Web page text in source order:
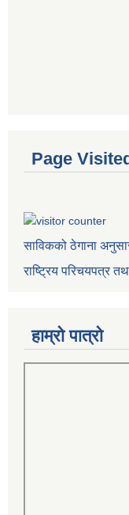
Page
साविकको ठेगाना
राष्ट्रिय परिचयपत्र
हाम्रो पात्राे